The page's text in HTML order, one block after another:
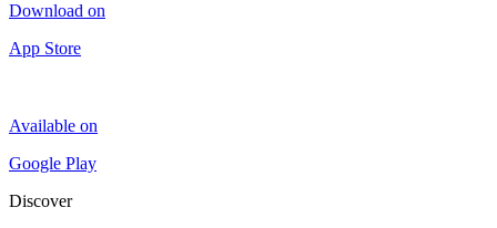
Download on
App Store
Available on
Google Play
Discover